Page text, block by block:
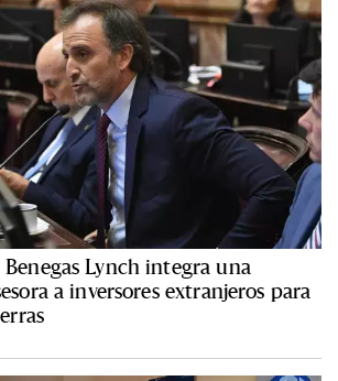
Lynch integra una
a inversores extranjeros para